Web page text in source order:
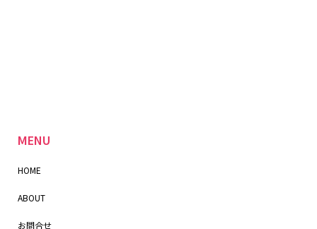
MENU
HOME
ABOUT
お問合せ